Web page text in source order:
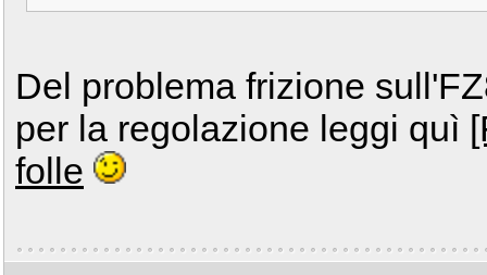
Del problema frizione
per la regolazione leggi quì
folle